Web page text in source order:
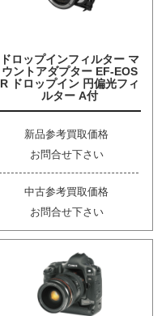
ドロップインフィルター マ
ウントアダプター EF-EOS
R ドロップイン 円偏光フィ
ルター A付
新品参考買取価格
お問合せ下さい
中古参考買取価格
お問合せ下さい